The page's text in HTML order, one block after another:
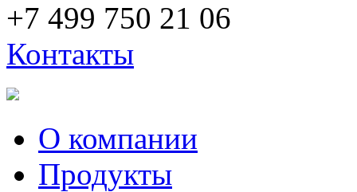
+7 499 750 21 06
Контакты
О компании
Продукты